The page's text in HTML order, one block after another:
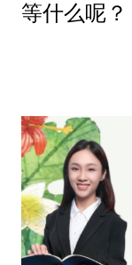
等什么呢？